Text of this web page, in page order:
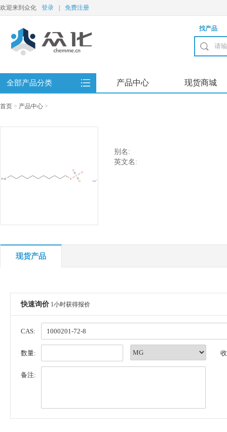
欢迎来到众化 登录 免费注册
找产品
全部产品分类 产品中心 现货商城
首页 > 产品中心 >
别名:
英文名:
现货产品
快速询价 1小时获得报价
CAS:
数量:
备注: